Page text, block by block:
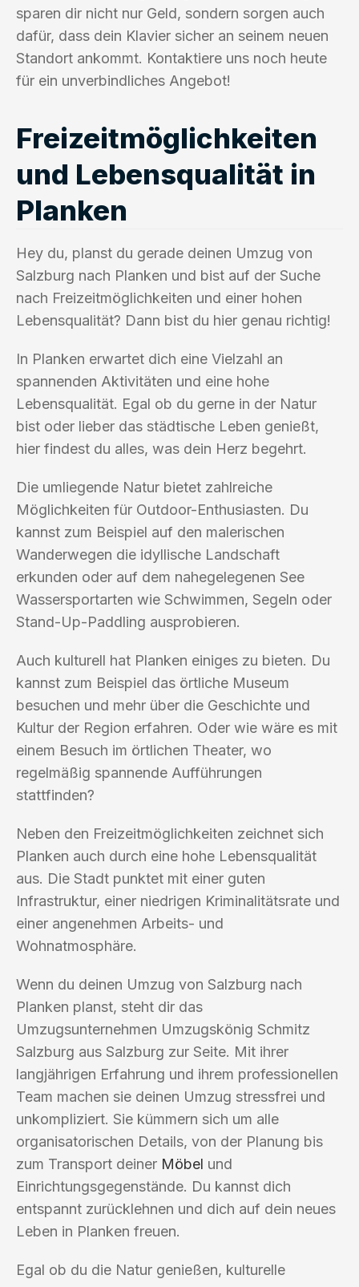
sparen dir nicht nur Geld, sondern sorgen auch
dafür, dass dein Klavier sicher an seinem neuen
Standort ankommt. Kontaktiere uns noch heute
für ein unverbindliches Angebot!
Freizeitmöglichkeiten
und Lebensqualität in
Planken
Hey du, planst du gerade deinen Umzug von
Salzburg nach Planken und bist auf der Suche
nach Freizeitmöglichkeiten und einer hohen
Lebensqualität? Dann bist du hier genau richtig!
In Planken erwartet dich eine Vielzahl an
spannenden Aktivitäten und eine hohe
Lebensqualität. Egal ob du gerne in der Natur
bist oder lieber das städtische Leben genießt,
hier findest du alles, was dein Herz begehrt.
Die umliegende Natur bietet zahlreiche
Möglichkeiten für Outdoor-Enthusiasten. Du
kannst zum Beispiel auf den malerischen
Wanderwegen die idyllische Landschaft
erkunden oder auf dem nahegelegenen See
Wassersportarten wie Schwimmen, Segeln oder
Stand-Up-Paddling ausprobieren.
Auch kulturell hat Planken einiges zu bieten. Du
kannst zum Beispiel das örtliche Museum
besuchen und mehr über die Geschichte und
Kultur der Region erfahren. Oder wie wäre es mit
einem Besuch im örtlichen Theater, wo
regelmäßig spannende Aufführungen
stattfinden?
Neben den Freizeitmöglichkeiten zeichnet sich
Planken auch durch eine hohe Lebensqualität
aus. Die Stadt punktet mit einer guten
Infrastruktur, einer niedrigen Kriminalitätsrate und
einer angenehmen Arbeits- und
Wohnatmosphäre.
Wenn du deinen Umzug von Salzburg nach
Planken planst, steht dir das
Umzugsunternehmen Umzugskönig Schmitz
Salzburg aus Salzburg zur Seite. Mit ihrer
langjährigen Erfahrung und ihrem professionellen
Team machen sie deinen Umzug stressfrei und
unkompliziert. Sie kümmern sich um alle
organisatorischen Details, von der Planung bis
zum Transport deiner Möbel und
Einrichtungsgegenstände. Du kannst dich
entspannt zurücklehnen und dich auf dein neues
Leben in Planken freuen.
Egal ob du die Natur genießen, kulturelle